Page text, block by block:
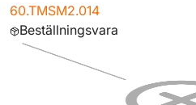
60.TMSM2.014
Beställningsvara